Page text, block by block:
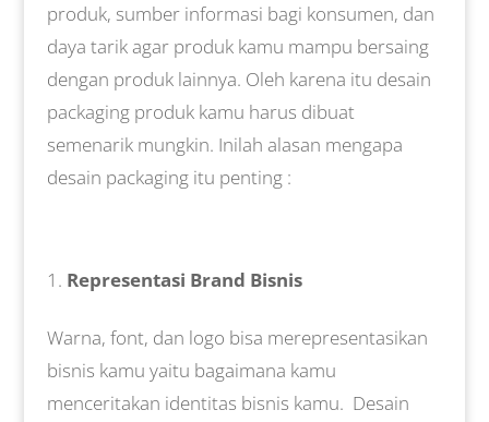
produk, sumber informasi bagi konsumen, dan
daya tarik agar produk kamu mampu bersaing
dengan produk lainnya. Oleh karena itu desain
packaging produk kamu harus dibuat
semenarik mungkin. Inilah alasan mengapa
desain packaging itu penting :
Representasi Brand Bisnis
Warna, font, dan logo bisa merepresentasikan
bisnis kamu yaitu bagaimana kamu
menceritakan identitas bisnis kamu. Desain